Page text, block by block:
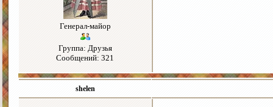
Генерал-майор
Группа: Друзья
Сообщений: 321
shelen